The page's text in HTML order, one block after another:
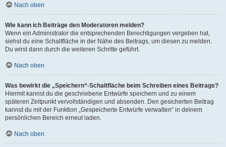
Nach oben
Wie kann ich Beiträge den Moderatoren melden?
Wenn ein Administrator die entsprechenden Berechtigungen vergeben hat,
siehst du eine Schaltfläche in der Nähe des Beitrags, um diesen zu melden.
Du wirst dann durch die weiteren Schritte geführt.
Nach oben
Was bewirkt die „Speichern“-Schaltfläche beim Schreiben eines Beitrags?
Hiermit kannst du die geschriebene Entwürfe speichern und zu einem
späteren Zeitpunkt vervollständigen und absenden. Den gesicherten Beitrag
kannst du mit der Funktion „Gespeicherte Entwürfe verwalten“ in deinem
persönlichen Bereich erneut laden.
Nach oben